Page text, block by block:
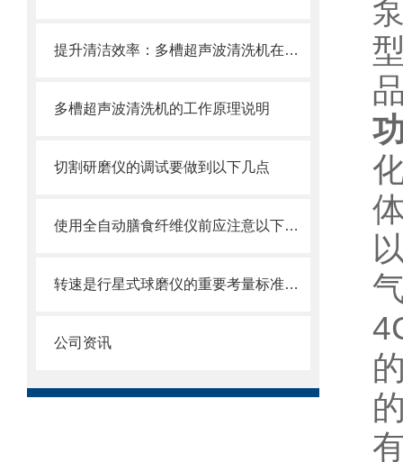
提升清洁效率：多槽超声波清洗机在工业中的应用
多槽超声波清洗机的工作原理说明
切割研磨仪的调试要做到以下几点
使用全自动膳食纤维仪前应注意以下事项
转速是行星式球磨仪的重要考量标准之一
公司资讯